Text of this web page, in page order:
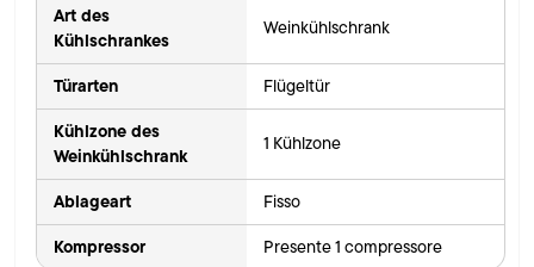
Art des
Kühlschrankes
Weinkühlschrank
Türarten Flügeltür
Kühlzone des
Weinkühlschrank
1 Kühlzone
Ablageart Fisso
Kompressor Presente 1 compressore